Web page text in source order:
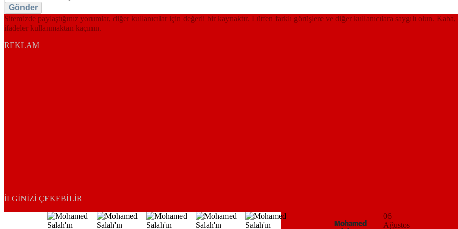
Gönder
Sitemizde paylaştığınız yorumlar, diğer kullanıcılar için değerli bir kaynaktır. Lütfen farklı görüşlere ve diğer kullanıcılara saygılı olun. Kaba,
ifadeler kullanmaktan kaçının.
REKLAM
İLGINIZI ÇEKEBILIR
Mohamed
06
Ağustos